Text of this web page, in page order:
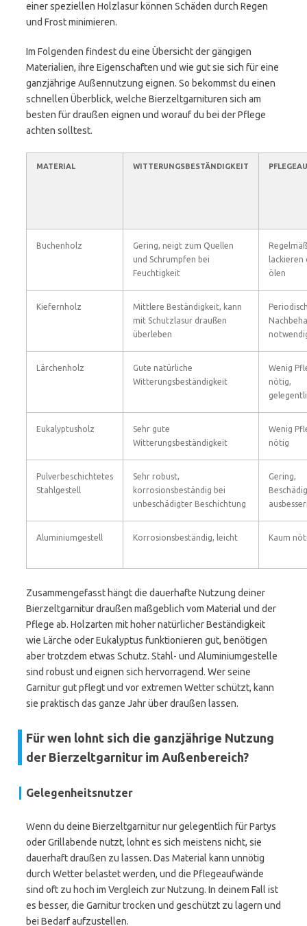
einer speziellen Holzlasur können Schäden durch Regen
und Frost minimieren.
Im Folgenden findest du eine Übersicht der gängigen
Materialien, ihre Eigenschaften und wie gut sie sich für eine
ganzjährige Außennutzung eignen. So bekommst du einen
schnellen Überblick, welche Bierzeltgarnituren sich am
besten für draußen eignen und worauf du bei der Pflege
achten solltest.
MATERIAL WITTERUNGSBESTÄNDIGKEIT
Buchenholz
Gering, neigt zum Quellen
und Schrumpfen bei
Feuchtigkeit
lackieren
ölen
Kiefernholz
Mittlere Beständigkeit, kann
mit Schutzlasur draußen
überleben
Lärchenholz
Gute natürliche
Witterungsbeständigkeit
Wenig
nötig,
Eukalyptusholz
Sehr gute
Witterungsbeständigkeit
Wenig
nötig
Pulverbeschichtetes
Stahlgestell
Sehr robust,
korrosionsbeständig bei
unbeschädigter Beschichtung
Gering,
Aluminiumgestell Korrosionsbeständig, leicht Kaum
Zusammengefasst hängt die dauerhafte Nutzung deiner
Bierzeltgarnitur draußen maßgeblich vom Material und der
Pflege ab. Holzarten mit hoher natürlicher Beständigkeit
wie Lärche oder Eukalyptus funktionieren gut, benötigen
aber trotzdem etwas Schutz. Stahl- und Aluminiumgestelle
sind robust und eignen sich hervorragend. Wer seine
Garnitur gut pflegt und vor extremen Wetter schützt, kann
sie praktisch das ganze Jahr über draußen lassen.
Für wen lohnt sich die ganzjährige Nutzung
der Bierzeltgarnitur im Außenbereich?
Gelegenheitsnutzer
Wenn du deine Bierzeltgarnitur nur gelegentlich für Partys
oder Grillabende nutzt, lohnt es sich meistens nicht, sie
dauerhaft draußen zu lassen. Das Material kann unnötig
durch Wetter belastet werden, und die Pflegeaufwände
sind oft zu hoch im Vergleich zur Nutzung. In deinem Fall ist
es besser, die Garnitur trocken und geschützt zu lagern und
bei Bedarf aufzustellen.